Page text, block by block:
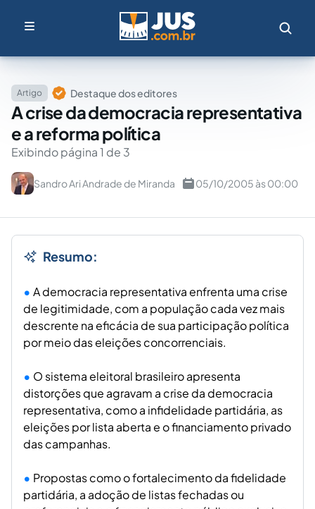
Artigo Destaque dos editores
A crise da democracia representativa
e a reforma política
Exibindo página 1 de 3
Sandro Ari Andrade de Miranda 05/10/2005 às 00:00
Resumo:
A democracia representativa enfrenta uma crise
de legitimidade, com a população cada vez mais
descrente na eficácia de sua participação política
por meio das eleições concorrenciais.
O sistema eleitoral brasileiro apresenta
distorções que agravam a crise da democracia
representativa, como a infidelidade partidária, as
eleições por lista aberta e o financiamento privado
das campanhas.
Propostas como o fortalecimento da fidelidade
partidária, a adoção de listas fechadas ou